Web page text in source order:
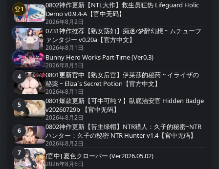
第1名
1
0802神作更新【NTL大作】救生员狂热 Lifeguard Holic
Demo v0.9.4-A【官中无码】
2026年8月2日
第2名
2
0731神作推荐【熟女荡妇】痴迷/梦醉幻想 ~ ムチューフ
ァンタジー v0.20a【官方中文】
2026年8月1日
第3名
3 Bunny Hero Works Part-Time (Ver0.3)
2026年8月5日
第4名
4
0801更新官中【熟女后宫】伊莱莎的秘药 ~ イライザの
秘薬 ~ Eliza`s Secret Potion【官方中文】
2026年8月1日
第5名
5
0801爆款更新【可牛可纯？】臥底治安官 Hidden Badge
v20260729b 【官中无码】
2026年8月2日
第6名
6
0802神作更新【苦主绿帽】NTR猎人：久子的秘密~NTR
ハンター：久子の秘密 NTR Hunter v1.4【官中无码】
2026年8月2日
第7名
7 [官中] 夏色クローバー (Ver2026.05.02)
2026年8月6日